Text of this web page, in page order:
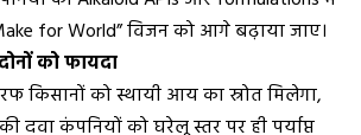
for World” विजन को आगे बढ़ाया जाए।
को फायदा
किसानों को स्थायी आय का स्रोत मिलेगा,
दवा कंपनियों को घरेलू स्तर पर ही पर्याप्त